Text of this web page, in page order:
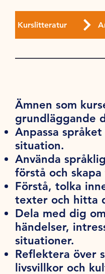
Kurslitteratur
Ämnen som
grundläggande
Anpassa
situation.
Använda
förstå och
Förstå, tolka
texter och hitta
Dela med dig
händelser,
situationer.
Reflektera över
livsvillkor och